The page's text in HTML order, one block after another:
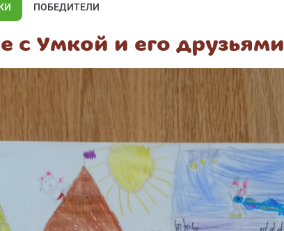
ПОБЕДИТЕЛИ
с Умкой и его друзьями